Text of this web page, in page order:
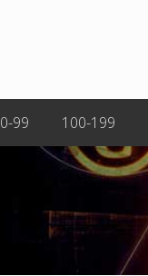
0-99 100-199